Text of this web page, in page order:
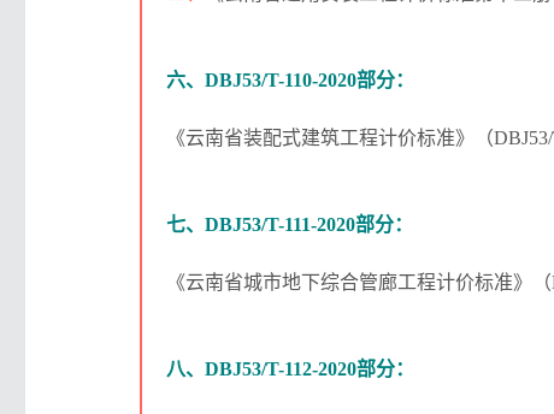
六、DBJ53/T-110-2020部分：
《云南省装配式建筑工程计价标准》（
七、DBJ53/T-111-2020部分：
《云南省城市地下综合管廊工程计价标准》
八、DBJ53/T-112-2020部分：